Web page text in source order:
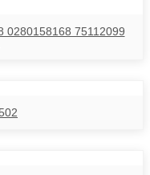
0280158168 75112099